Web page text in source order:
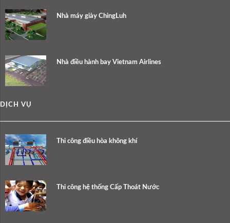
Nhà máy giày ChingLuh
Nhà điều hành bay Vietnam Airlines
DỊCH VỤ
Thi công điều hòa không khí
Thi công hệ thống Cấp Thoát Nước